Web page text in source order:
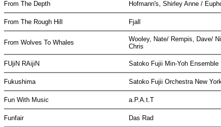
From The Depth Hofmann's, Shirley Anne /
From The Rough Hill Fjall
From Wolves To Whales
Wooley, Nate/ Rempis, Dave/
Chris
FUjiN RAijiN Satoko Fujii Min-Yoh Ensemble
Fukushima Satoko Fujii Orchestra New
Fun With Music a.P.A.t.T
Funfair Das Rad